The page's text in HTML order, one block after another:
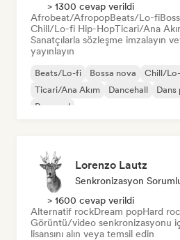
> 1300 cevap verildi
Afrobeat/AfropopBeats/Lo-fi
Chill/Lo-fi Hip-HopTicari/Ana
Sanatçılarla sözleşme imzalayın
yayınlayın
Beats/Lo-fi Bossa nova
Chill/
Ticari/Ana Akım
Dancehall Dans
Pop soul
Lorenzo Lautz
Senkronizasyon
> 1600 cevap verildi
Alternatif rockDream popHard
Görüntü/video senkronizasyonu
lisansını alın veya temsil edin